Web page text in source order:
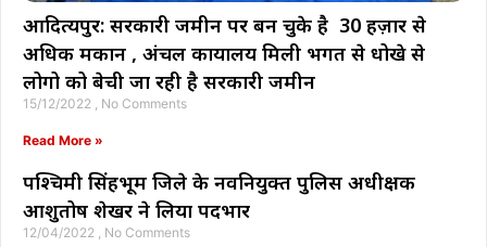
आदित्यपुर: सरकारी जमीन पर बन चुके है 30 हज़ार से
अधिक मकान , अंचल कार्यालय मिली भगत से धोखे से
लोगो को बेची जा रही है सरकारी जमीन
15/12/2022 No Comments
Read More »
पश्चिमी सिंहभूम जिले के नवनियुक्त पुलिस अधीक्षक
आशुतोष शेखर ने लिया पदभार
12/04/2022 No Comments